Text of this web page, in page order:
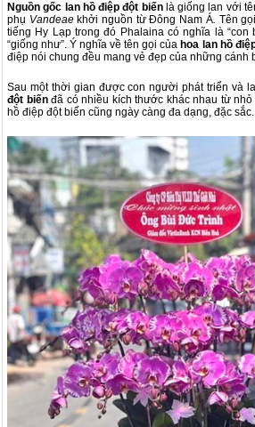
Nguồn gốc lan hồ điệp đột biếnlà giống lan với
phụ Vandeae khởi nguồn từ Đông Nam Á. Tên
tiếng Hy Lạp trong đó Phalaina có nghĩa là “con
“giống như”. Ý nghĩa về tên gọi của hoa lan hồ
điệp nói chung đều mang vẻ đẹp của những
Sau một thời gian được con người phát triển và
đột biếnđã có nhiều kích thước khác nhau từ
hồ điệp đột biến cũng ngày càng đa dạng, đặc sắc.